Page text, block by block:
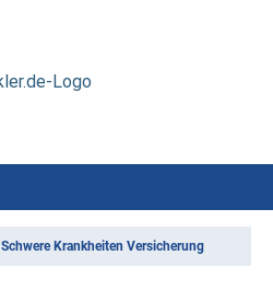
Schwere Krankheiten Versicherung